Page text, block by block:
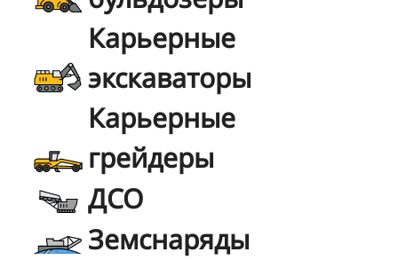
Карьерные
экскаваторы
Карьерные
грейдеры
ДСО
Земснаряды